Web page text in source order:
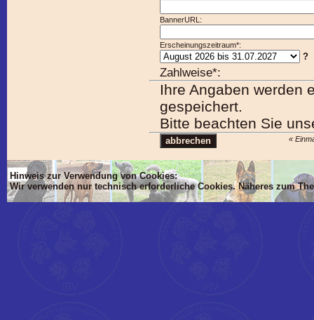
BannerURL:
Erscheinungszeitraum*:
?
Zahlweise*:
Ihre Angaben werden
gespeichert.
Bitte beachten Sie
«
Hinweis zur Verwendung von Cookies:
Wir verwenden nur technisch erforderliche Cookies. Näheres zum
'Dim mlTIT, mlBOD, mlVON, mlsTIT, mlAN, mlsBOD